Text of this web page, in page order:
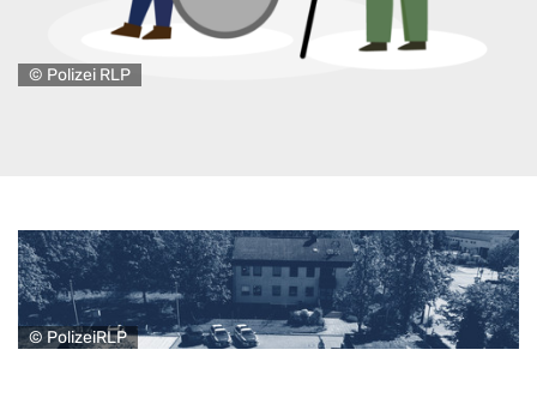
© Polizei RLP
© PolizeiRLP